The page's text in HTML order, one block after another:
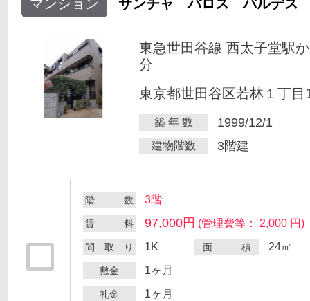
マンション サンチャ パロス バルデス
東急世田谷線 西太子堂駅
分
東京都世田谷区若林１丁目
築 年 数 1999/12/1
建物階数 3階建
階 数 3階
賃 料 97,000円 (管理費等： 2,000 円)
間 取 り 1K 面 積 24㎡
敷金 1ヶ月
礼金 1ヶ月